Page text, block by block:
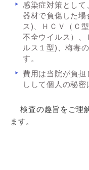
感染症対策とし
器材で負傷した
ス)、ＨＣＶ（Ｃ
不全ウイルス）、
ルス１型)、梅毒
す。
費用は当院が負
しして個人の秘密
検査の趣旨をご理
ます。